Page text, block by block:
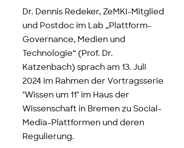
Dr. Dennis Redeker, ZeMKI-Mitglied
und Postdoc im Lab „Plattform-
Governance, Medien und
Technologie“ (Prof. Dr.
Katzenbach) sprach am 13. Juli
2024 im Rahmen der Vortragsserie
"Wissen um 11" im Haus der
Wissenschaft in Bremen zu Social-
Media-Plattformen und deren
Regulierung.